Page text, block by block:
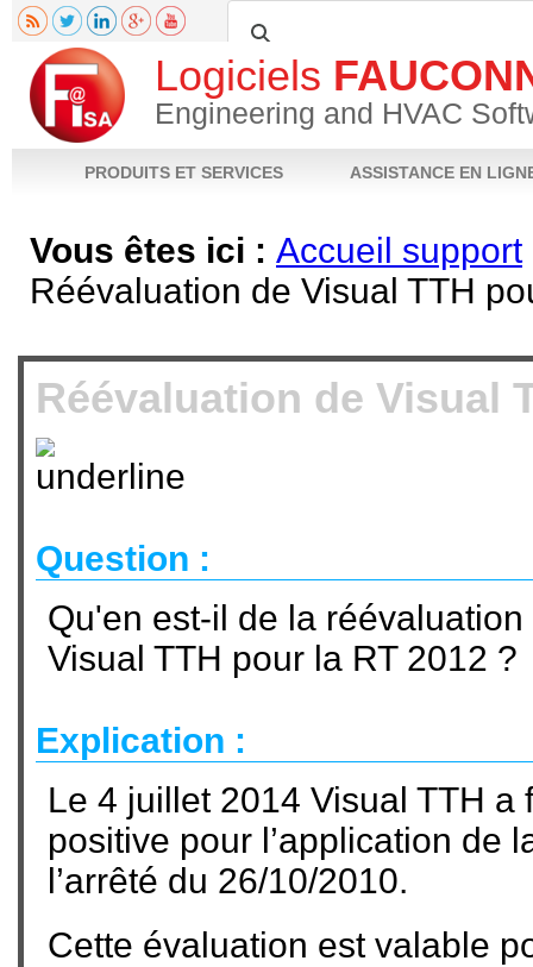
Logiciels
Engineering and HVAC
PRODUITS ET SERVICES ASSISTANCE EN
Vous êtes ici : Accueil support
Réévaluation de Visual TTH
Réévaluation de Visual
Question :
Qu'en est-il de la réévaluation
Visual TTH pour la RT 2012 ?
Explication :
Le 4 juillet 2014 Visual TTH a
positive pour l’application de
l’arrêté du 26/10/2010.
Cette évaluation est valable